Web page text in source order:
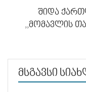
შიდა
,,მომავლის
მსგავსი